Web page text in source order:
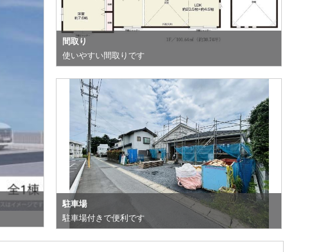
間取り
使いやすい間取りです
駐車場
駐車場付きで便利です